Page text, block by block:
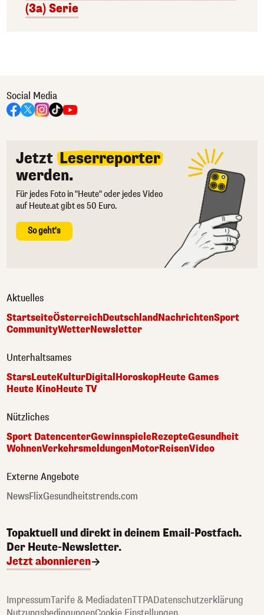
(3a) Serie
Social Media
Jetzt Leserreporter
werden.
Für jedes Foto in "Heute" oder jedes Video
auf Heute.at gibt es 50 Euro.
So geht's
Aktuelles
StartseiteÖsterreichDeutschlandNachrichtenSport
CommunityWetterNewsletter
Unterhaltsames
StarsLeuteKulturDigitalHoroskopHeute Games
Heute KinoHeute TV
Nützliches
Sport DatencenterGewinnspieleRezepteGesundheit
WohnenVerkehrsmeldungenMotorReisenVideo
Externe Angebote
NewsFlixGesundheitstrends.com
Topaktuell und direkt in deinem Email-Postfach.
Der Heute-Newsletter.
Jetzt abonnieren
ImpressumTarife & MediadatenTTPADatenschutzerklärung